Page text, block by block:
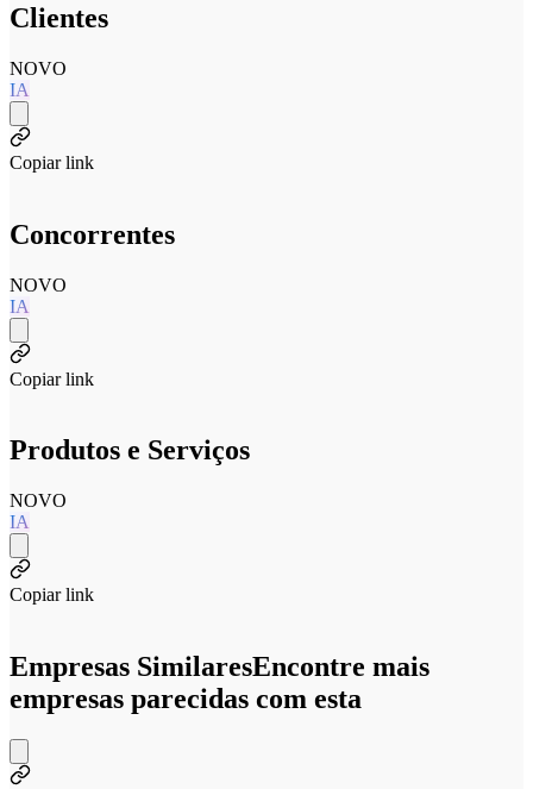
Clientes
NOVO
IA
Copiar link
Concorrentes
NOVO
IA
Copiar link
Produtos e Serviços
NOVO
IA
Copiar link
Empresas SimilaresEncontre mais
empresas parecidas com esta